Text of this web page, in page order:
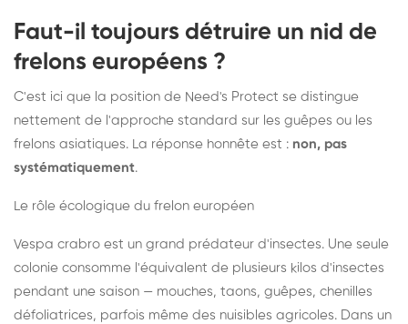
Faut-il toujours détruire un nid de
frelons européens ?
C'est ici que la position de Need's Protect se distingue
nettement de l'approche standard sur les guêpes ou les
frelons asiatiques. La réponse honnête est : non, pas
systématiquement.
Le rôle écologique du frelon européen
Vespa crabro est un grand prédateur d'insectes. Une seule
colonie consomme l'équivalent de plusieurs kilos d'insectes
pendant une saison — mouches, taons, guêpes, chenilles
défoliatrices, parfois même des nuisibles agricoles. Dans un